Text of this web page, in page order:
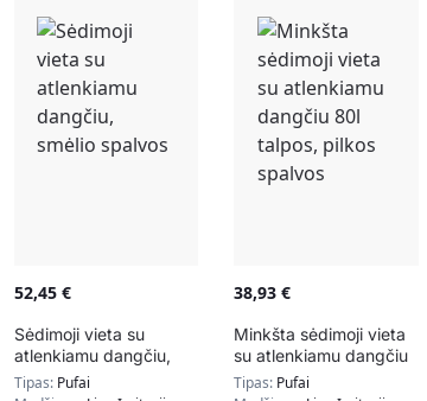
52,45 €
Sėdimoji vieta su
atlenkiamu dangčiu,
smėlio spalvos
Tipas: Pufai
38,93€
Minkšta sėdimoji vieta
su atlenkiamu dangčiu
80l talpos, pilkos
Tipas: Pufai